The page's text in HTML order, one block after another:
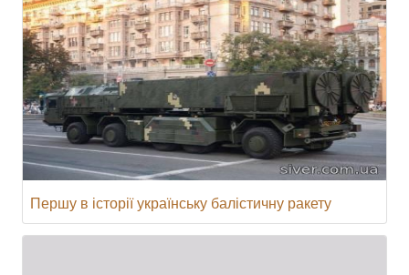
Першу в історії українську балістичну ракету